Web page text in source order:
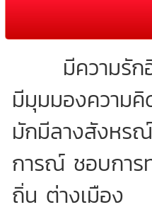
มีความรักอิส
มีมุมมองความคิ
มักมีลางสังหร
การณ์ ชอบการ
ถิ่น ต่างเมือง